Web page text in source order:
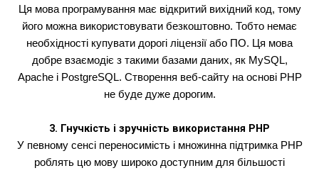
Ця мова програмування має відкритий вихідний код, тому
його можна використовувати безкоштовно. Тобто немає
необхідності купувати дорогі ліцензії або ПО. Ця мова
добре взаємодіє з такими базами даних, як MySQL,
Apache і PostgreSQL. Створення веб-сайту на основі PHP
не буде дуже дорогим.
3. Гнучкість і зручність використання PHP
У певному сенсі переносимість і множинна підтримка PHP
роблять цю мову широко доступним для більшості